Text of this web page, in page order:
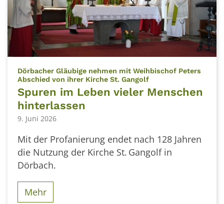
Dörbacher Gläubige nehmen mit Weihbischof Peters
Abschied von ihrer Kirche St. Gangolf:
Spuren im Leben vieler Menschen
hinterlassen
9. Juni 2026
Mit der Profanierung endet nach 128 Jahren
die Nutzung der Kirche St. Gangolf in
Dörbach.
Mehr